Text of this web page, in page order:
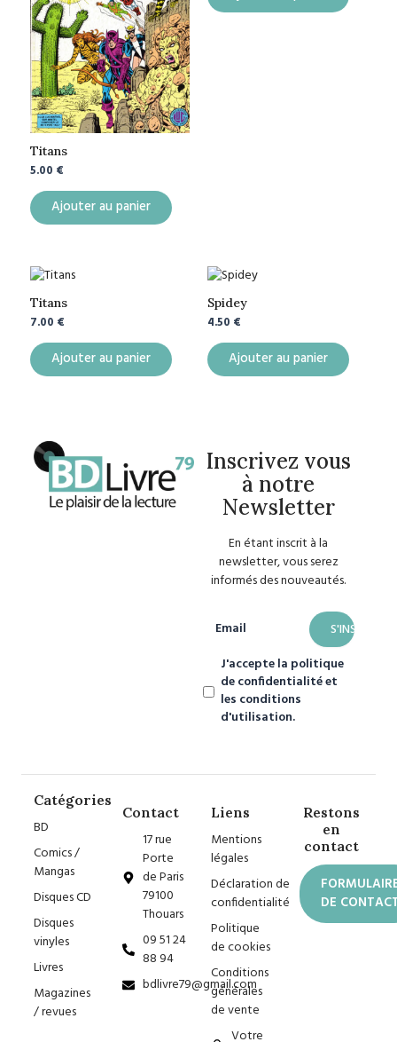
Titans
5.00 €
Ajouter au panier
Titans
7.00 €
Ajouter au panier
Spidey
4.50 €
Ajouter au panier
Inscrivez vous
à notre
Newsletter
En étant inscrit à la
newsletter, vous serez
informés des nouveautés.
Email
J'accepte la politique
de confidentialité et
les conditions
d'utilisation.
Catégories
BD
Comics /
Mangas
Disques CD
Disques
vinyles
Livres
Magazines
/ revues
Contact
17 rue
Porte
de Paris
79100
Thouars
09 51 24
88 94
bdlivre79@gmail.com
Liens
Mentions
légales
Déclaration de
confidentialité
Politique
de cookies
Conditions
générales
de vente
Votre
Restons
en
contact
DE